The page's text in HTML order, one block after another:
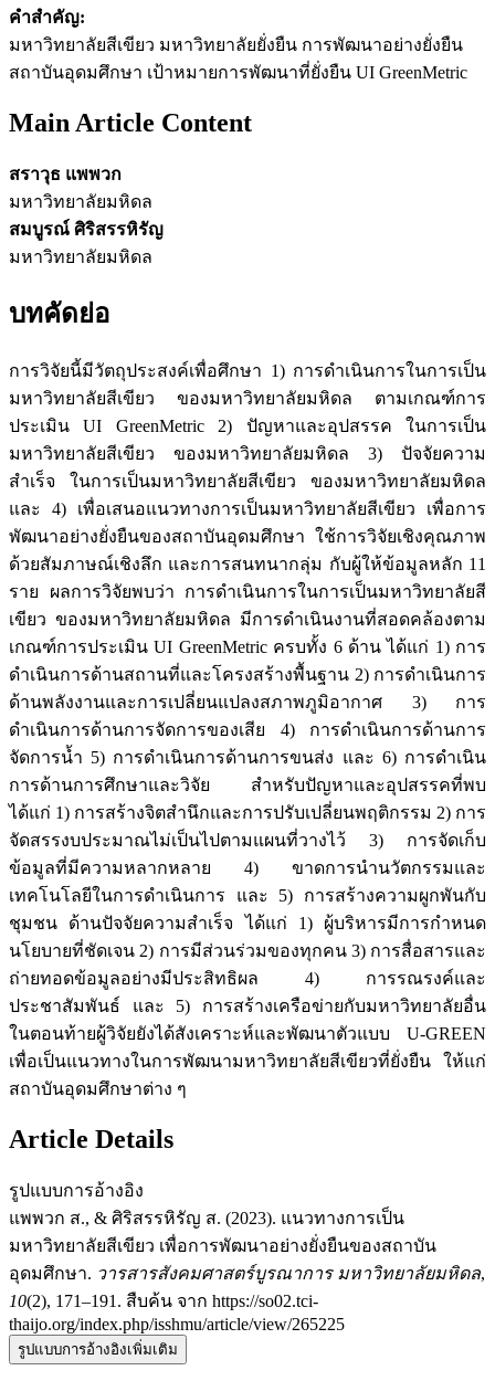
คำสำคัญ:
มหาวิทยาลัยสีเขียว มหาวิทยาลัยยั่งยืน การพัฒนาอย่างยั่งยืน
สถาบันอุดมศึกษา เป้าหมายการพัฒนาที่ยั่งยืน UI GreenMetric
Main Article Content
สราวุธ แพพวก
มหาวิทยาลัยมหิดล
สมบูรณ์ ศิริสรรหิรัญ
มหาวิทยาลัยมหิดล
บทคัดย่อ
การวิจัยนี้มีวัตถุประสงค์เพื่อศึกษา 1) การดำเนินการในการเป็น
มหาวิทยาลัยสีเขียว ของมหาวิทยาลัยมหิดล ตามเกณฑ์การ
ประเมิน UI GreenMetric 2) ปัญหาและอุปสรรค ในการเป็น
มหาวิทยาลัยสีเขียว ของมหาวิทยาลัยมหิดล 3) ปัจจัยความ
สำเร็จ ในการเป็นมหาวิทยาลัยสีเขียว ของมหาวิทยาลัยมหิดล
และ 4) เพื่อเสนอแนวทางการเป็นมหาวิทยาลัยสีเขียว เพื่อการ
พัฒนาอย่างยั่งยืนของสถาบันอุดมศึกษา ใช้การวิจัยเชิงคุณภาพ
ด้วยสัมภาษณ์เชิงลึก และการสนทนากลุ่ม กับผู้ให้ข้อมูลหลัก 11
ราย ผลการวิจัยพบว่า การดำเนินการในการเป็นมหาวิทยาลัยสี
เขียว ของมหาวิทยาลัยมหิดล มีการดำเนินงานที่สอดคล้องตาม
เกณฑ์การประเมิน UI GreenMetric ครบทั้ง 6 ด้าน ได้แก่ 1) การ
ดำเนินการด้านสถานที่และโครงสร้างพื้นฐาน 2) การดำเนินการ
ด้านพลังงานและการเปลี่ยนแปลงสภาพภูมิอากาศ 3) การ
ดำเนินการด้านการจัดการของเสีย 4) การดำเนินการด้านการ
จัดการน้ำ 5) การดำเนินการด้านการขนส่ง และ 6) การดำเนิน
การด้านการศึกษาและวิจัย สำหรับปัญหาและอุปสรรคที่พบ
ได้แก่ 1) การสร้างจิตสำนึกและการปรับเปลี่ยนพฤติกรรม 2) การ
จัดสรรงบประมาณไม่เป็นไปตามแผนที่วางไว้ 3) การจัดเก็บ
ข้อมูลที่มีความหลากหลาย 4) ขาดการนำนวัตกรรมและ
เทคโนโลยีในการดำเนินการ และ 5) การสร้างความผูกพันกับ
ชุมชน ด้านปัจจัยความสำเร็จ ได้แก่ 1) ผู้บริหารมีการกำหนด
นโยบายที่ชัดเจน 2) การมีส่วนร่วมของทุกคน 3) การสื่อสารและ
ถ่ายทอดข้อมูลอย่างมีประสิทธิผล 4) การรณรงค์และ
ประชาสัมพันธ์ และ 5) การสร้างเครือข่ายกับมหาวิทยาลัยอื่น
ในตอนท้ายผู้วิจัยยังได้สังเคราะห์และพัฒนาตัวแบบ U-GREEN
เพื่อเป็นแนวทางในการพัฒนามหาวิทยาลัยสีเขียวที่ยั่งยืน ให้แก่
สถาบันอุดมศึกษาต่าง ๆ
Article Details
รูปแบบการอ้างอิง
แพพวก ส., & ศิริสรรหิรัญ ส. (2023). แนวทางการเป็น
มหาวิทยาลัยสีเขียว เพื่อการพัฒนาอย่างยั่งยืนของสถาบัน
อุดมศึกษา. วารสารสังคมศาสตร์บูรณาการ มหาวิทยาลัยมหิดล,
10(2), 171–191. สืบค้น จาก https://so02.tci-
thaijo.org/index.php/isshmu/article/view/265225
รูปแบบการอ้างอิงเพิ่มเติม